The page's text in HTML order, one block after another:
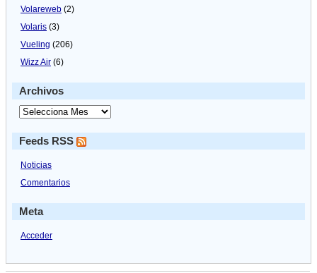
Volareweb (2)
Volaris (3)
Vueling (206)
Wizz Air (6)
Archivos
Feeds RSS
Noticias
Comentarios
Meta
Acceder